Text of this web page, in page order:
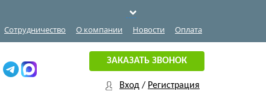
Сотрудничество О компании Новости Оплата
ЗАКАЗАТЬ ЗВОНОК
Вход / Регистрация